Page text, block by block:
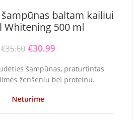
šampūnas baltam kailiui
Whitening 500 ml
€35.60 Original price was: €35.60.
€30.99
šampūnas, praturtintas
ženšeniu bei proteinu.
Neturime